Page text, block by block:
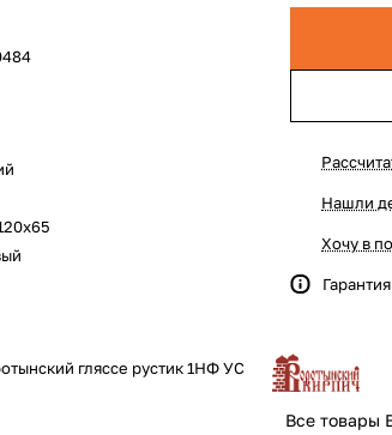
гляссе рустик 1НФ УС
Нашли
Хочу в
Все товары